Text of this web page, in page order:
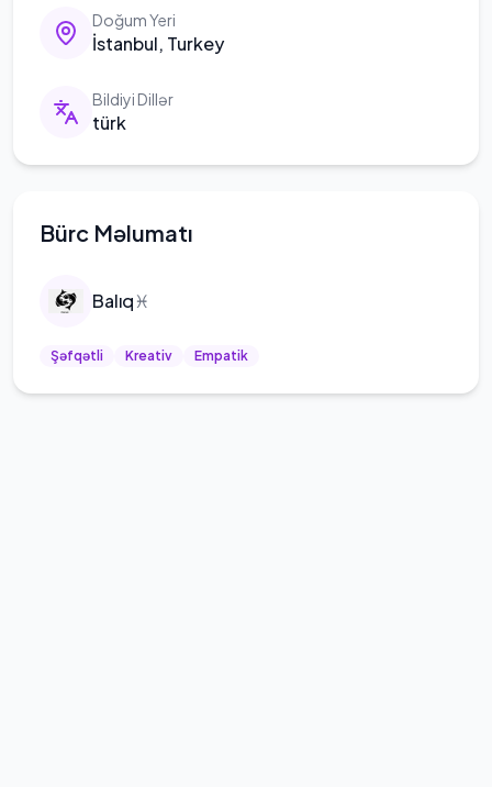
Doğum Yeri
İstanbul, Turkey
Bildiyi Dillər
türk
Bürc Məlumatı
Balıq♓
Şəfqətli Kreativ Empatik